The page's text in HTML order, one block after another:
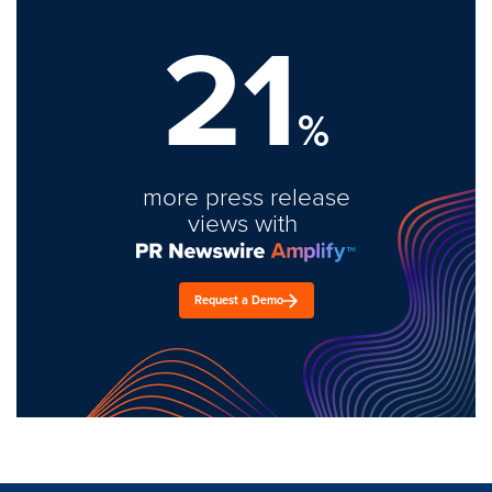
21%
more press release
views with
Request a Demo